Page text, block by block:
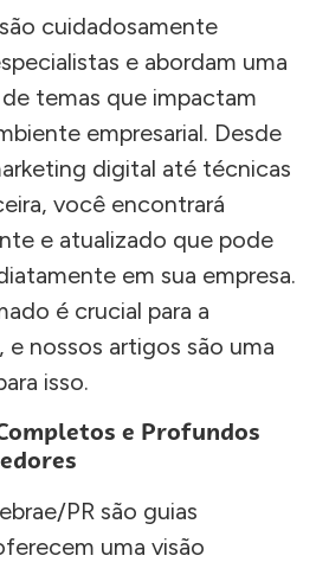
são cuidadosamente
e abordam uma
temas que impactam
empresarial. Desde
digital até técnicas
você encontrará
e atualizado que pode
em sua empresa.
é crucial para a
nossos artigos são uma
isso.
e Profundos
PR são guias
uma visão